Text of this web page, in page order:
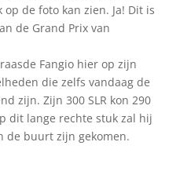
de foto kan zien. Ja! Dit is
de Grand Prix van
Fangio hier op zijn
die zelfs vandaag de
zijn. Zijn 300 SLR kon 290
dit lange rechte stuk zal hij
de buurt zijn gekomen.